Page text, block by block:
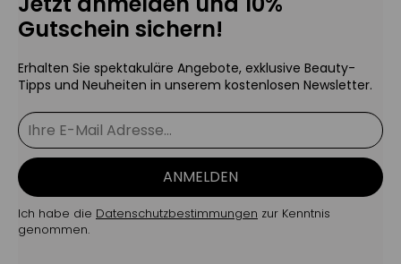
Make-up verwendet werden.
Pflegeset für jede Haut
reduziert feine Linien & Falten
spendet intensiv Feuchtigkeit
verfeinert die Poren
Gutschein sichern!
Erhalten Sie spektakuläre Angebote, exklusive Beauty-
Tipps und Neuheiten in unserem kostenlosen Newsletter.
ANMELDEN
Ich habe die Datenschutzbestimmungen zur Kenntnis
genommen.